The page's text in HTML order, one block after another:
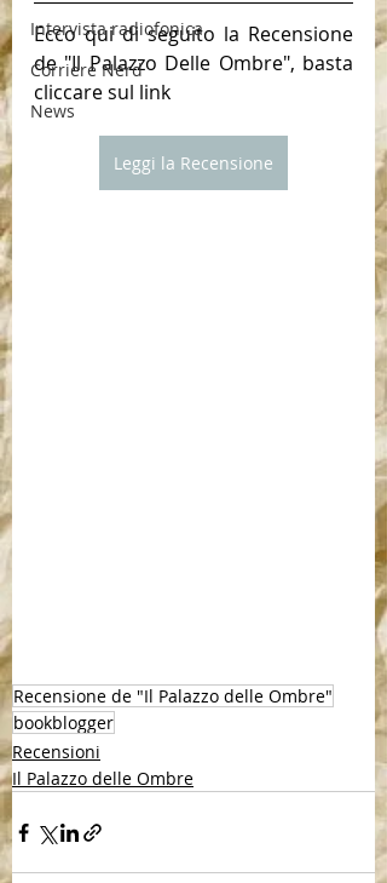
Intervista radiofonica
Corriere Nerd
News
Ecco qui di seguito la Recensione
de "Il Palazzo Delle Ombre", basta
cliccare sul link
Leggi la Recensione
Recensione de "Il Palazzo delle Ombre"
bookblogger
Recensioni
Il Palazzo delle Ombre